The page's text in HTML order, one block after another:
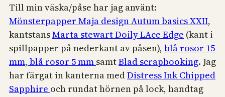
Till min väska/påse har jag använt:
Mönsterpapper Maja design Autum basics XXII,
kantstansMarta stewart Doily LAce Edge (kant i
spillpapper på nederkant av påsen), blå rosor 15
mm, blå rosor 5 mm samtBlad scrapbooking. Jag
har färgat in kanterna medDistress Ink Chipped
Sapphire och rundat hörnen på lock, handtag